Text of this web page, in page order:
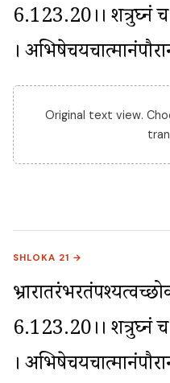
6.123.20।। शत्रुघ्नं च
।
Original text view.
SHLOKA 21 →
6.123.20।। शत्रुघ्नं च
।